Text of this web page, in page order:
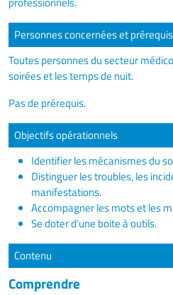
Personnes concernées et prérequis
Toutes personnes du secteur
soirées et les temps de nuit.
Pas de prérequis.
Objectifs opérationnels
Identifier les mécanismes du
Distinguer les troubles, les
manifestations.
Accompagner les mots et les
Se doter d’une boite à outils.
Contenu
Comprendre